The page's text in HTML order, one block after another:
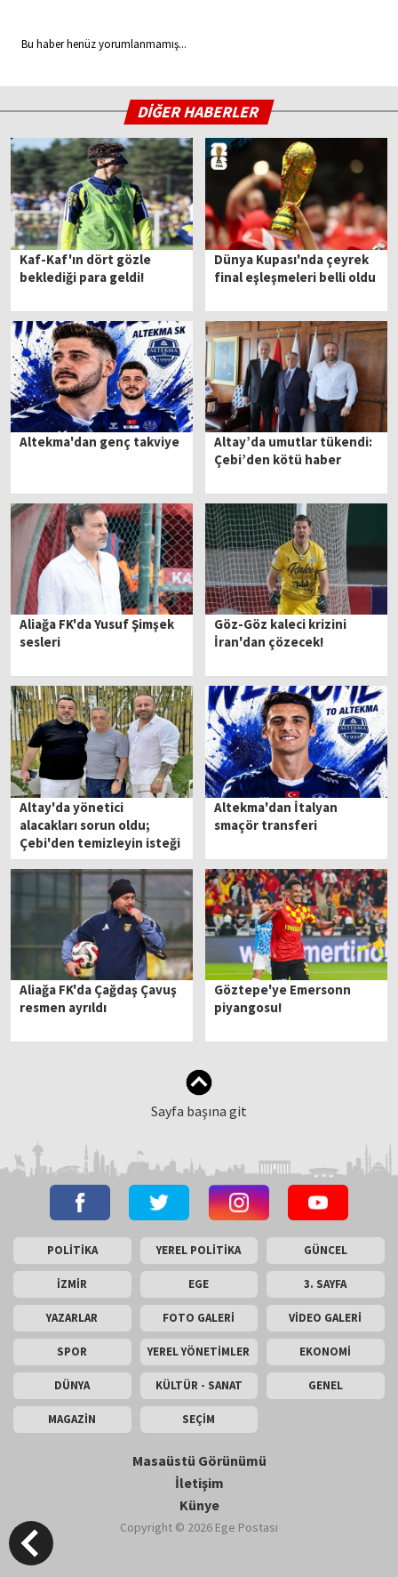
Bu haber henüz yorumlanmamış...
DİĞER HABERLER
Kaf-Kaf'ın dört gözle
beklediği para geldi!
Dünya Kupası'nda çeyrek
final eşleşmeleri belli oldu
Altekma'dan genç takviye
Altay’da umutlar tükendi:
Çebi’den kötü haber
Aliağa FK'da Yusuf Şimşek
sesleri
Göz-Göz kaleci krizini
İran'dan çözecek!
Altay'da yönetici
alacakları sorun oldu;
Çebi'den temizleyin isteği
Altekma'dan İtalyan
smaçör transferi
Aliağa FK'da Çağdaş Çavuş
resmen ayrıldı
Göztepe'ye Emersonn
piyangosu!
Sayfa başına git
POLİTİKA YEREL POLİTİKA GÜNCEL
İZMİR EGE 3. SAYFA
YAZARLAR FOTO GALERİ VİDEO GALERİ
SPOR YEREL YÖNETİMLER EKONOMİ
DÜNYA KÜLTÜR - SANAT GENEL
MAGAZİN SEÇİM
Masaüstü Görünümü
İletişim
Künye
Copyright © 2026 Ege Postası